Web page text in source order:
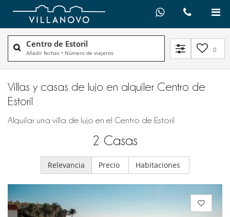
Centro de Estoril
Añadir fechas • Número de viajeros 0
Villas y casas de lujo en alquiler​ Centro de
Estoril
Alquilar una villa de lujo en el Centro de Estoril
2 Casas
Relevancia Precio Habitaciones